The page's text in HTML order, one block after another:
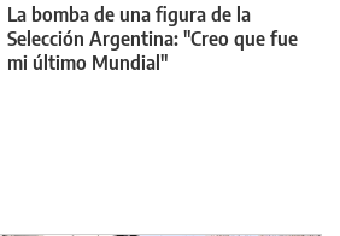
La bomba de una figura de la
Selección Argentina: "Creo que fue
mi último Mundial"